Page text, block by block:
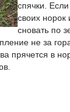
спячки.
своих норок
сновать по
не за
прячется в